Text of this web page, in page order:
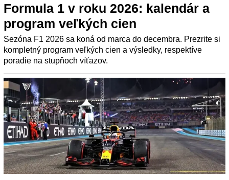
Formula 1 v roku 2026: kalendár a
program veľkých cien
Sezóna F1 2026 sa koná od marca do decembra. Prezrite si
kompletný program veľkých cien a výsledky, respektíve
poradie na stupňoch víťazov.